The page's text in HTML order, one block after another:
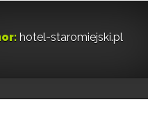
hotel-staromiejski.pl